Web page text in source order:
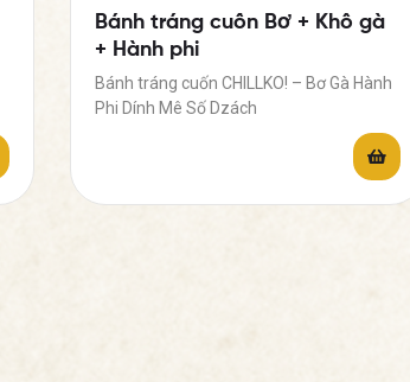
Bánh tráng cuốn Bơ + Khô gà
+ Hành phi
Bánh tráng cuốn CHILLKO! – Bơ Gà Hành
Phi Dính Mê Số Dzách